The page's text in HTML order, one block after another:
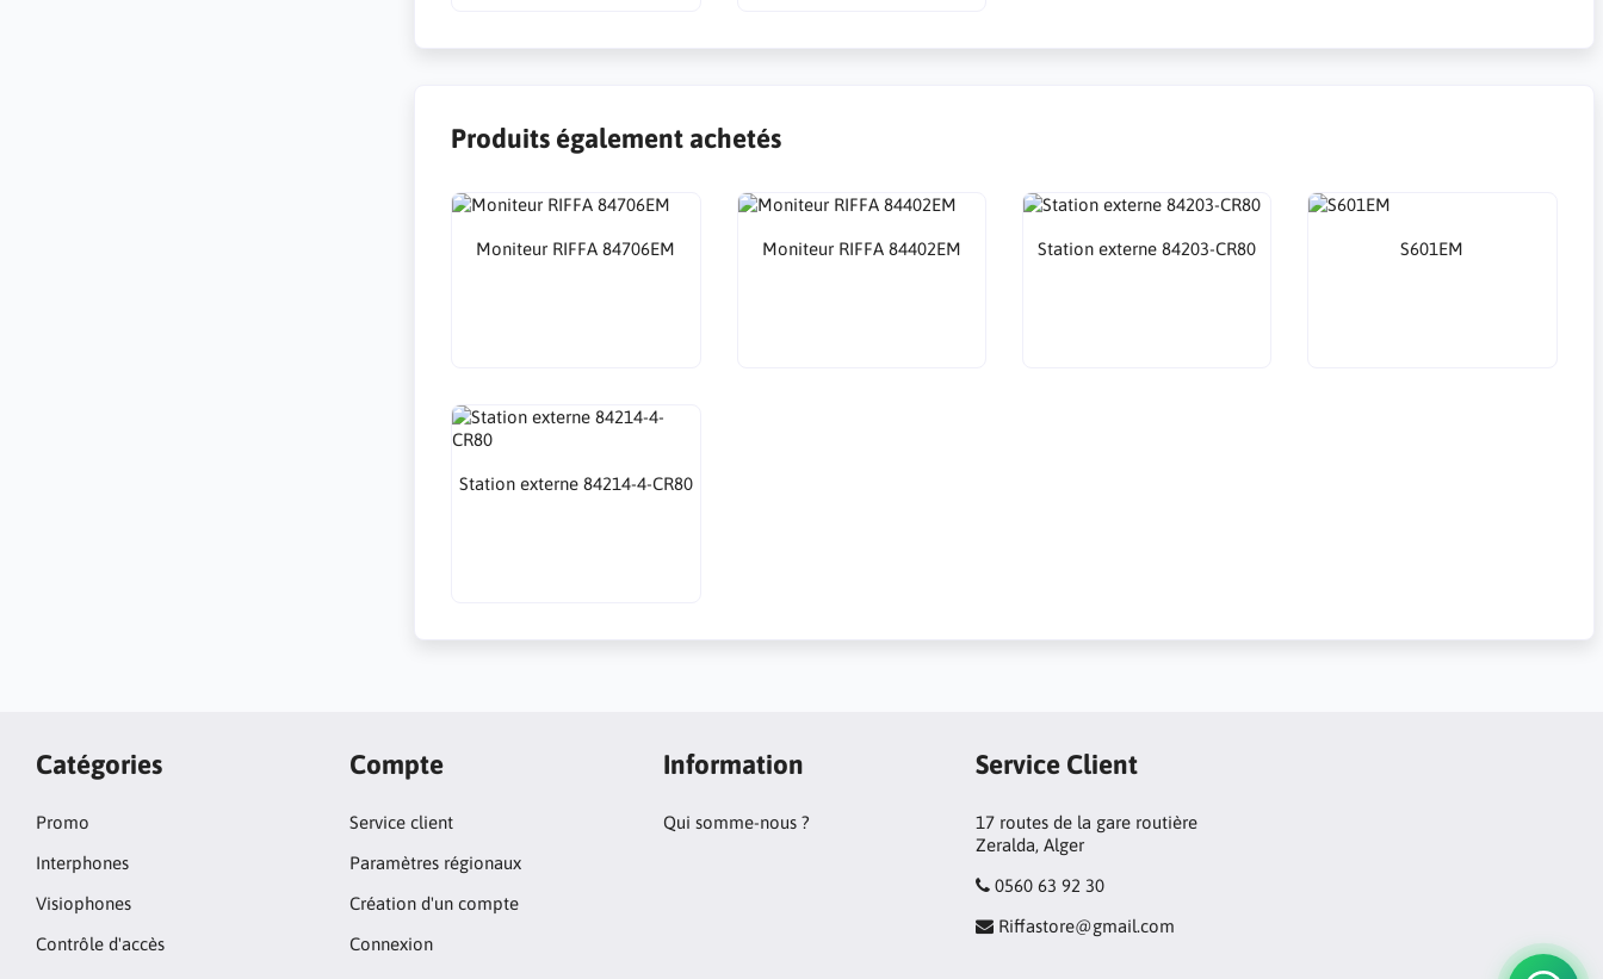
Produits également achetés
Moniteur RIFFA 84706EM Moniteur RIFFA 84402EM Station externe 84203-CR80 S601EM
Station externe 84214-4-CR80
Catégories
Promo
Interphones
Visiophones
Contrôle d'accès
Compte
Service client
Paramètres régionaux
Création d'un compte
Connexion
Information
Qui somme-nous ?
Service Client
17 routes de la gare routière
Zeralda, Alger
0560 63 92 30
Riffastore@gmail.com